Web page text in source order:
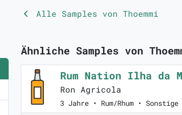
Alle Samples von Thoemmi
Ähnliche Samples von
Rum Nation Ilha da
Ron Agricola
3 Jahre • Rum/Rhum •